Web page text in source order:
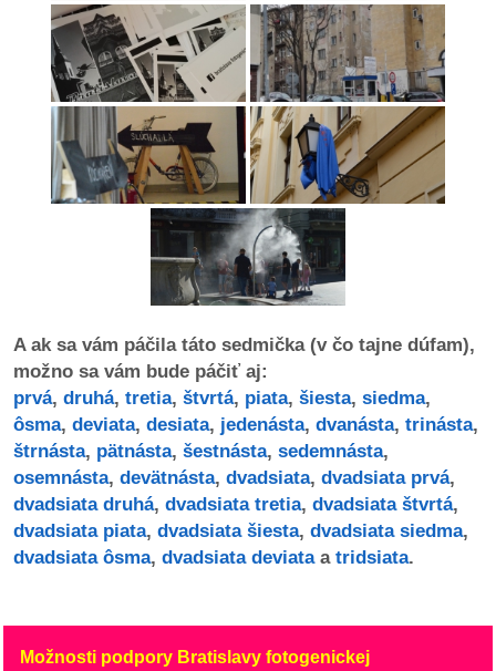
konania
stavebné
konania
pripomienkové
konania
petície
/
knihy
A ak sa vám páčila táto sedmička (v čo tajne dúfam),
možno sa vám bude páčiť aj:
prvá, druhá, tretia, štvrtá, piata, šiesta, siedma,
ôsma, deviata, desiata, jedenásta, dvanásta, trinásta,
štrnásta, pätnásta, šestnásta, sedemnásta,
osemnásta, devätnásta, dvadsiata, dvadsiata prvá,
dvadsiata druhá, dvadsiata tretia, dvadsiata štvrtá,
dvadsiata piata, dvadsiata šiesta, dvadsiata siedma,
dvadsiata ôsma, dvadsiata deviataa tridsiata.
Možnosti podpory Bratislavy fotogenickej